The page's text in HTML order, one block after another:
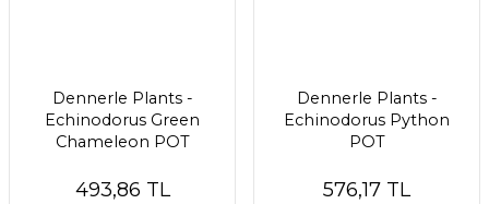
Dennerle Plants -
Echinodorus Green
Chameleon POT
493,86 TL
Dennerle Plants -
Echinodorus Python
POT
576,17 TL